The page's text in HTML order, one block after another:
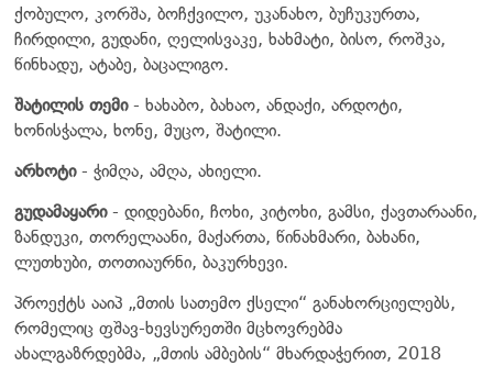
ქობულო, კორშა, ბოჩქვილო, უკანახო, ბუჩუკურთა,
ჩირდილი, გუდანი, ღელისვაკე, ხახმატი, ბისო, როშკა,
წინხადუ, ატაბე, ბაცალიგო.
შატილის თემი- ხახაბო, ბახაო, ანდაქი, არდოტი,
ხონისჭალა, ხონე, მუცო, შატილი.
არხოტი- ჭიმღა, ამღა, ახიელი.
გუდამაყარი- დიდებანი, ჩოხი, კიტოხი, გამსი, ქავთარაანი,
ზანდუკი, თორელაანი, მაქართა, წინახმარი, ბახანი,
ლუთხუბი, თოთიაურნი, ბაკურხევი.
პროექტს ააიპ „მთის სათემო ქსელი“ განახორციელებს,
რომელიც ფშავ-ხევსურეთში მცხოვრებმა
ახალგაზრდებმა, „მთის ამბების“ მხარდაჭერით, 2018